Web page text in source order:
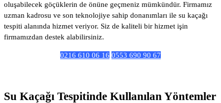
oluşabilecek göçüklerin de önüne geçmeniz mümkündür. Firmamız
uzman kadrosu ve son teknolojiye sahip donanımları ile su kaçağı
tespiti alanında hizmet veriyor. Siz de kaliteli bir hizmet işin
firmamızdan destek alabilirsiniz.
0216 610 06 16 0553 690 90 67
Su Kaçağı Tespitinde Kullanılan Yöntemler